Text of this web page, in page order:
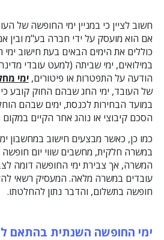
חשוב לציין כי במניין ימי החופשה של
אם הוא מועסק על ידי חברה בע"מ ובין
כוללים את הימים הבאים בעת חישוב
במילואים, ימי שביתה (למעט עובדי
הודעה על התפטרות או פיטורים,ימי
של העובד, ימי החג שבהם החוק קובע כי
במועד הבחירות לכנסת, ימים שבהם
הסכם קיבוצי או נוהג אחר הקיים
כמו כן, כאשר מבצעים חישוב במחשבון
במשרה חלקית, מחשבים שווי יום חופשה
המשרה, אך צבירת ימי החופשה דומה
עובדים במשרה מלאה. המעסיק רשאי
חופשה בתשלום, והדבר נתון להחלטתו.
ימי החופשה השנתית בהתאם